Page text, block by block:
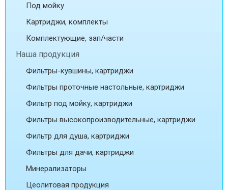
Под мойку
Картриджи, комплекты
Комплектующие, зап/части
Наша продукция
Фильтры-кувшины, картриджи
Фильтры проточные настольные, картриджи
Фильтр под мойку, картриджи
Фильтры высокопроизводительные, картриджи
Фильтр для душа, картриджи
Фильтры для дачи, картриджи
Минерализаторы
Цеолитовая продукция